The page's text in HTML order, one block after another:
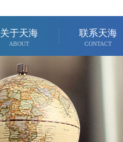
关于天海
ABOUT
联系天海
CONTACT